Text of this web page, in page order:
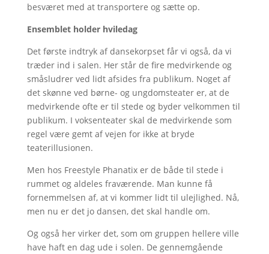
besværet med at transportere og sætte op.
Ensemblet holder hviledag
Det første indtryk af dansekorpset får vi også, da vi
træder ind i salen. Her står de fire medvirkende og
småsludrer ved lidt afsides fra publikum. Noget af
det skønne ved børne- og ungdomsteater er, at de
medvirkende ofte er til stede og byder velkommen til
publikum. I voksenteater skal de medvirkende som
regel være gemt af vejen for ikke at bryde
teaterillusionen.
Men hos Freestyle Phanatix er de både til stede i
rummet og aldeles fraværende. Man kunne få
fornemmelsen af, at vi kommer lidt til ulejlighed. Nå,
men nu er det jo dansen, det skal handle om.
Og også her virker det, som om gruppen hellere ville
have haft en dag ude i solen. De gennemgående